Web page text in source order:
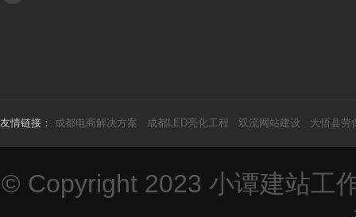
友情链接： 成都电商解决方案 成都LED亮化工程 双流网站建设 大悟县劳
© Copyright 2023 小谭建站工